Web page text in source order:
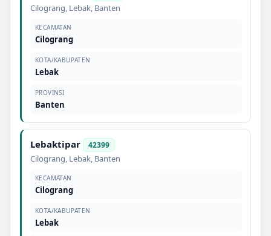
Cilograng, Lebak, Banten
KECAMATAN
Cilograng
KOTA/KABUPATEN
Lebak
PROVINSI
Banten
Lebaktipar 42399
Cilograng, Lebak, Banten
KECAMATAN
Cilograng
KOTA/KABUPATEN
Lebak